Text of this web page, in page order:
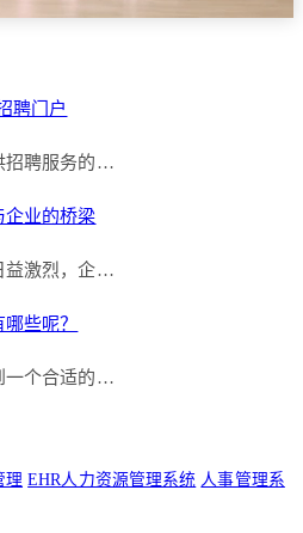
聘门户
招聘服务的…
企业的桥梁
益激烈，企…
些呢？
一个合适的…
理 EHR人力资源管理系统 人事管理系